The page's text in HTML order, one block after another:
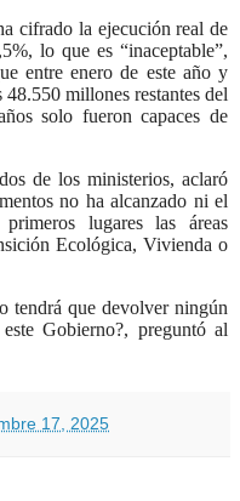
cifrado la ejecución real de
lo que es “inaceptable”,
entre enero de este año y
millones restantes del
solo fueron capaces de
de los ministerios, aclaró
no ha alcanzado ni el
lugares las áreas
Ecológica, Vivienda o
tendrá que devolver ningún
Gobierno?, preguntó al
17, 2025